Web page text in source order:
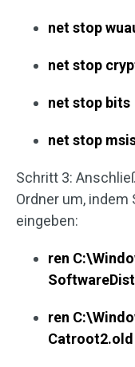
net stop
net stop
net stop bits
net stop
Schritt 3:
Ordner um,
eingeben:
ren
ren
Catroot2.old